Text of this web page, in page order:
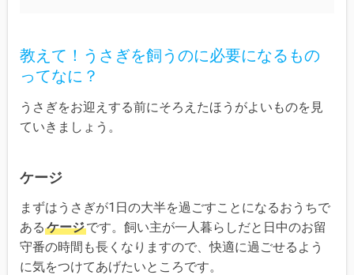
教えて！うさぎを飼うのに必要になるもの
ってなに？
うさぎをお迎えする前にそろえたほうがよいものを見
ていきましょう。
ケージ
まずはうさぎが1日の大半を過ごすことになるおうちで
ある ケージです。飼い主が一人暮らしだと日中のお留
守番の時間も長くなりますので、快適に過ごせるよう
に気をつけてあげたいところです。